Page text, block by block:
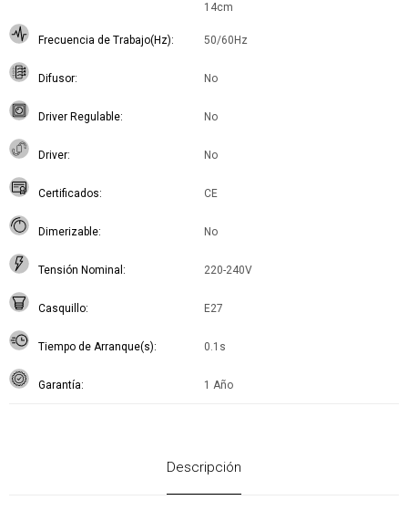
14cm
Frecuencia de Trabajo(Hz) 50/60Hz
Difusor No
Driver Regulable No
Driver No
Certificados CE
Dimerizable No
Tensión Nominal 220-240V
Casquillo E27
Tiempo de Arranque(s) 0.1s
Garantía 1 Año
Descripción